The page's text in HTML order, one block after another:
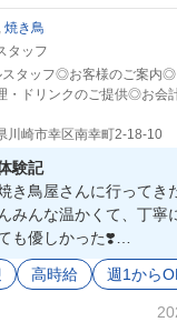
, 焼き鳥
タッフ
スタッフ◎お客様のご案内◎
・ドリンクのご提供◎お会
川崎市幸区南幸町2-18-10
験記
き鳥屋さんに行ってき
みんな温かくて、丁寧
も優しかった❣️
子が多くて、特に学生
からすぐに打ち解けら
ギリまで注いでみたん
高時給 週1から